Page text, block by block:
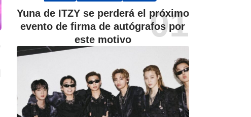
Yuna de ITZY se perderá el próximo
evento de firma de autógrafos por
este motivo